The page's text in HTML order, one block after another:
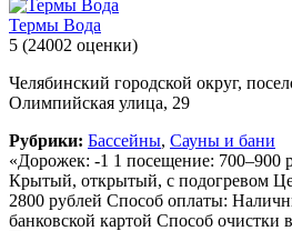
Термы Вода
5 (24002 оценки)
Челябинский городской округ,
Олимпийская улица, 29
Рубрики: Бассейны, Сауны и бани
«Дорожек: -1 1 посещение: 700–900
Крытый, открытый, с подогревом
2800 рублей Способ оплаты:
банковской картой Способ очистки